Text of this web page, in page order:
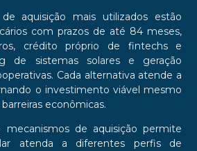
aquisição mais utilizados estão
com prazos de até 84 meses,
crédito próprio de fintechs e
de sistemas solares e geração
Cada alternativa atende a
o investimento viável mesmo
econômicas.
mecanismos de aquisição permite
atenda a diferentes perfis de